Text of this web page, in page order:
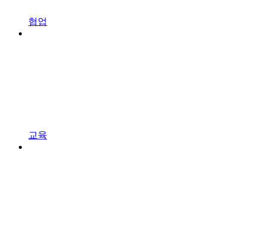
협업
교육